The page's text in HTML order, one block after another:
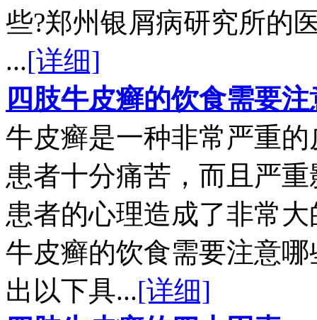
些?郑州银屑病研究所的
...[详细]
四肢牛皮癣的饮食需要
牛皮癣是一种非常严重
患者十分痛苦，而且严
患者的心理造成了非常
牛皮癣的饮食需要注意
出以下具...[详细]